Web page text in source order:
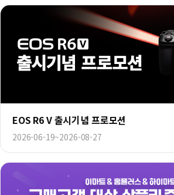
EOS R6 V 출시기념 프로모션
2026-06-19~2026-08-27